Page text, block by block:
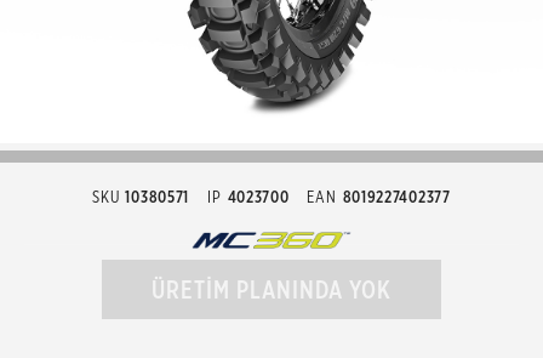
SKU 10380571 IP 4023700 EAN 8019227402377
ÜRETİM PLANINDA YOK